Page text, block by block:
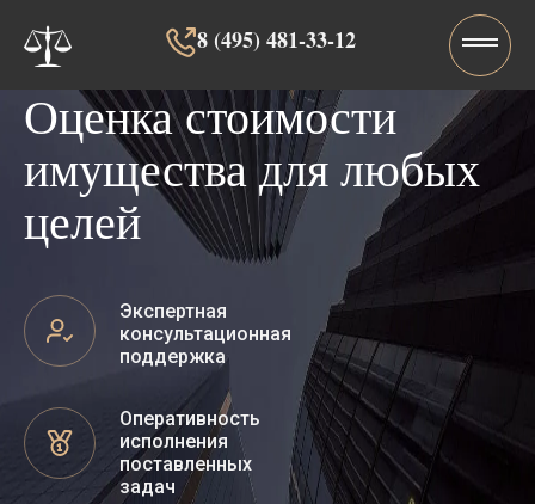
8 (495) 481-33-12‬‬
Оценка стоимости
имущества для любых
целей
Экспертная
консультационная
поддержка
Оперативность
исполнения
поставленных
задач